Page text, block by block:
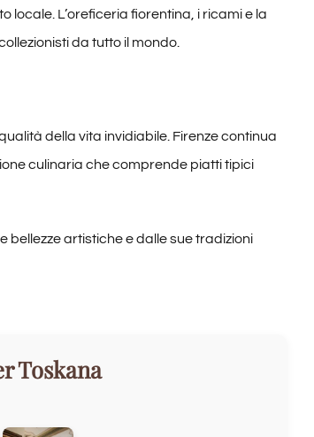
L’oreficeria fiorentina, i ricami e la
da tutto il mondo.
della vita invidiabile. Firenze continua
culinaria che comprende piatti tipici
bellezze artistiche e dalle sue tradizioni
Toskana